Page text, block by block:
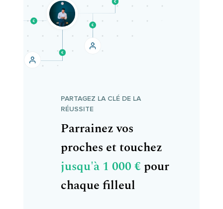
PARTAGEZ LA CLÉ DE LA
RÉUSSITE
Parrainez vos
proches et touchez
jusqu'à 1 000 € pour
chaque filleul